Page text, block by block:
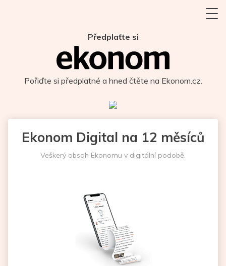
Předplaťte si
Pořiďte si předplatné a hned čtěte na Ekonom.cz.
Ekonom Digital na 12 měsíců
Veškerý obsah Ekonomu v digitální podobě.